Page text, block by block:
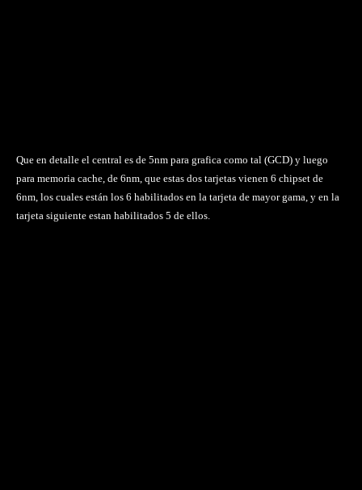
Que en detalle el central es de 5nm para grafica como tal (GCD) y luego
para memoria cache, de 6nm, que estas dos tarjetas vienen 6 chipset de
6nm, los cuales están los 6 habilitados en la tarjeta de mayor gama, y en la
tarjeta siguiente estan habilitados 5 de ellos.